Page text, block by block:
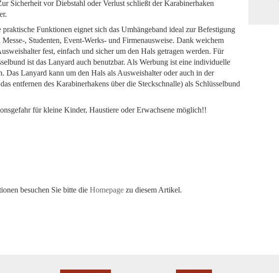
Sicherheit vor Diebstahl oder Verlust schließt der Karabinerhaken
praktische Funktionen eignet sich das Umhängeband ideal zur Befestigung
Messe-, Studenten, Event-Werks- und Firmenausweise. Dank weichem
fest, einfach und sicher um den Hals getragen werden. Für
ist das Lanyard auch benutzbar. Als Werbung ist eine individuelle
Das Lanyard kann um den Hals als Ausweishalter oder auch in der
entfernen des Karabinerhakens über die Steckschnalle) als Schlüsselbund
für kleine Kinder, Haustiere oder Erwachsene möglich!!
besuchen Sie bitte die Homepage zu diesem Artikel.